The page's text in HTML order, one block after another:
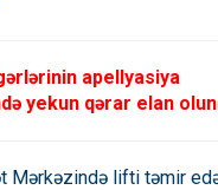
apellyasiya
yekun qərar elan
Mərkəzində lifti təmir